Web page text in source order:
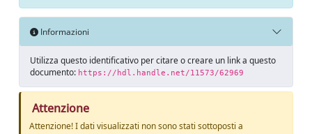
Informazioni
Utilizza questo identificativo per citare o creare un link a questo
documento: https://hdl.handle.net/11573/62969
Attenzione
Attenzione! I dati visualizzati non sono stati sottoposti a